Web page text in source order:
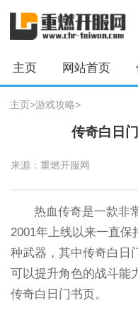
主页 网站首页
主页>游戏攻略>
传奇白日
来源：重燃开服网
热血传奇是一款非
2001年上线以来一直
种武器，其中传奇白日
可以提升角色的战斗能
传奇白日门书页。